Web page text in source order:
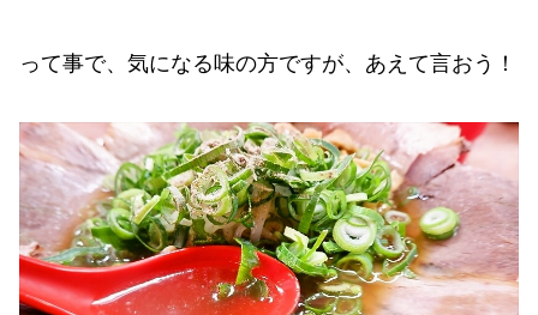
って事で、気になる味の方ですが、あえて言おう！